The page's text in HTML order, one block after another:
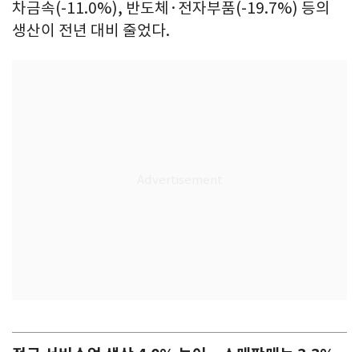
차금속(-11.0%), 반도체·전자부품(-19.7%) 등의
생산이 전년 대비 줄었다.